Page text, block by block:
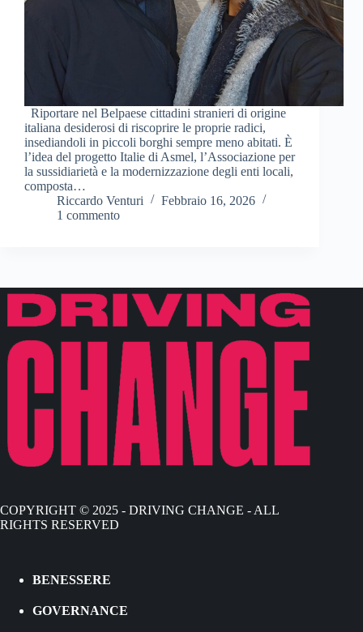
Riportare nel Belpaese cittadini stranieri di origine
italiana desiderosi di riscoprire le proprie radici,
insediandoli in piccoli borghi sempre meno abitati. È
l’idea del progetto Italie di Asmel, l’Associazione per
la sussidiarietà e la modernizzazione degli enti locali,
composta…
Riccardo Venturi
Febbraio 16, 2026
1 commento
COPYRIGHT © 2025 - DRIVING CHANGE - ALL
RIGHTS RESERVED
BENESSERE
GOVERNANCE